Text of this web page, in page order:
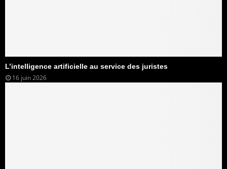
L’intelligence artificielle au service des juristes
16 juin 2026